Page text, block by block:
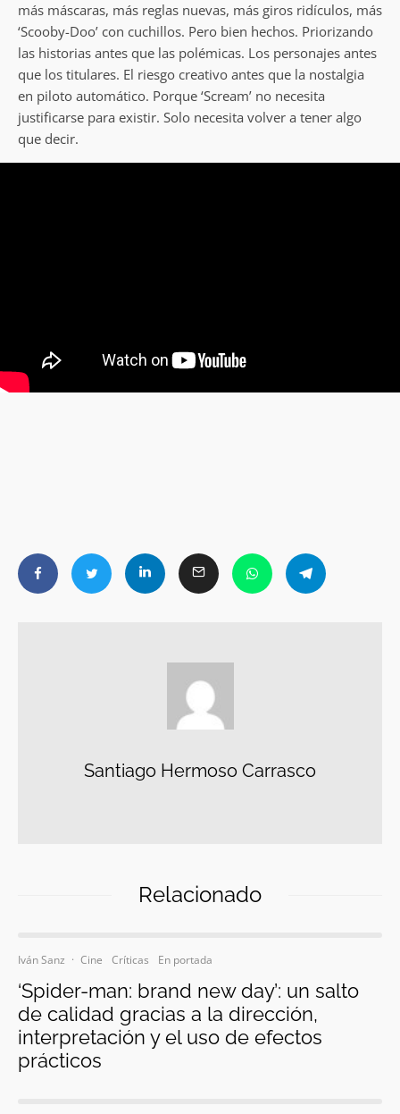
más máscaras, más reglas nuevas, más giros ridículos, más
‘Scooby-Doo’ con cuchillos. Pero bien hechos. Priorizando
las historias antes que las polémicas. Los personajes antes
que los titulares. El riesgo creativo antes que la nostalgia
en piloto automático. Porque ‘Scream’ no necesita
justificarse para existir. Solo necesita volver a tener algo
que decir.
Santiago Hermoso Carrasco
Relacionado
Iván Sanz · Cine Críticas En portada
‘Spider-man: brand new day’: un salto
de calidad gracias a la dirección,
interpretación y el uso de efectos
prácticos